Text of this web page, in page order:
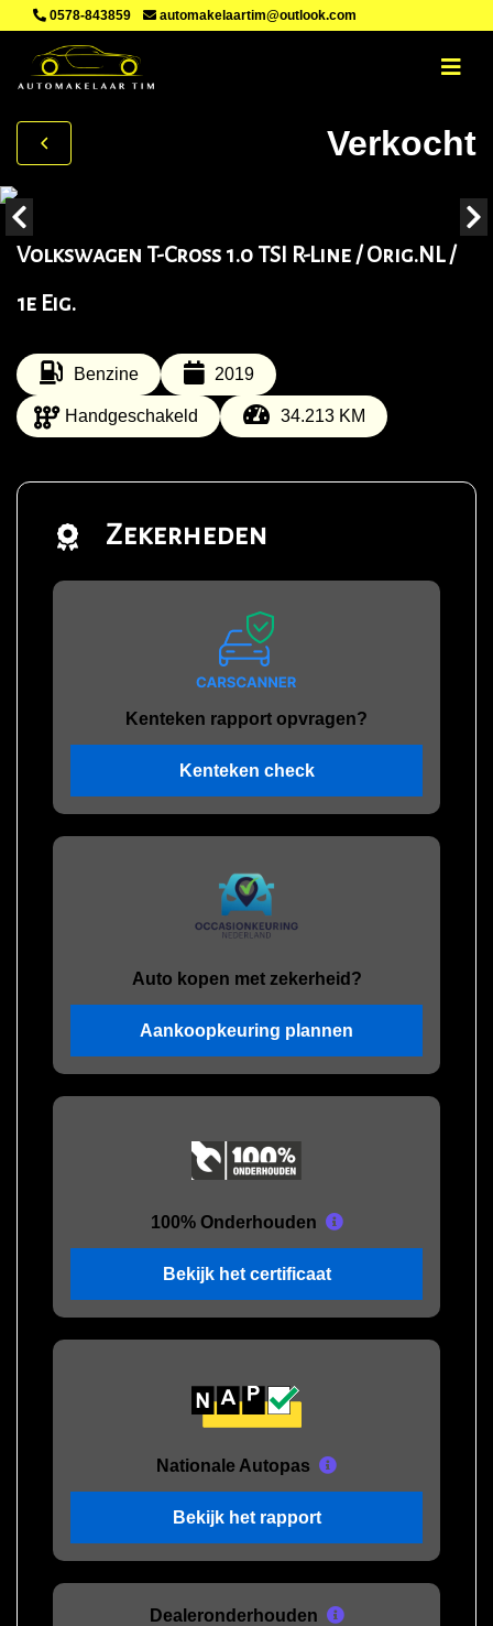
0578-843859 automakelaartim@outlook.com
Verkocht
Volkswagen T-Cross 1.0 TSI R-Line / Orig.NL /
1e Eig.
Benzine 2019
Handgeschakeld 34.213 KM
Zekerheden
Kenteken rapport opvragen?
Kenteken check
Auto kopen met zekerheid?
Aankoopkeuring plannen
100% Onderhouden
Bekijk het certificaat
Nationale Autopas
Bekijk het rapport
Dealeronderhouden